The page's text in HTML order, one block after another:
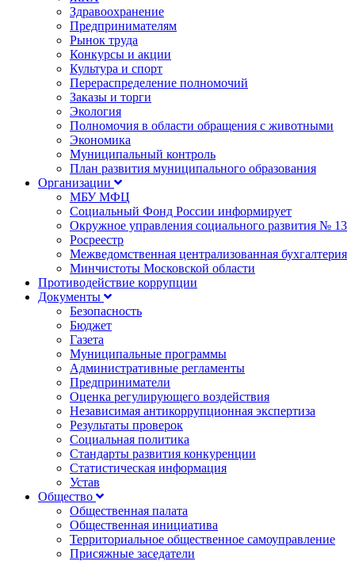
Здравоохранение
Предпринимателям
Рынок труда
Конкурсы и акции
Культура и спорт
Перераспределение полномочий
Заказы и торги
Экология
Полномочия в области обращения с животными
Экономика
Муниципальный контроль
План развития муниципального образования
Организации
МБУ МФЦ
Социальный Фонд России информирует
Окружное управления социального развития № 13
Росреестр
Межведомственная централизованная бухгалтерия
Минчистоты Московской области
Противодействие коррупции
Документы
Безопасность
Бюджет
Газета
Муниципальные программы
Административные регламенты
Предприниматели
Оценка регулирующего воздействия
Независимая антикоррупционная экспертиза
Результаты проверок
Социальная политика
Стандарты развития конкуренции
Статистическая информация
Устав
Общество
Общественная палата
Общественная инициатива
Территориальное общественное самоуправление
Присяжные заседатели